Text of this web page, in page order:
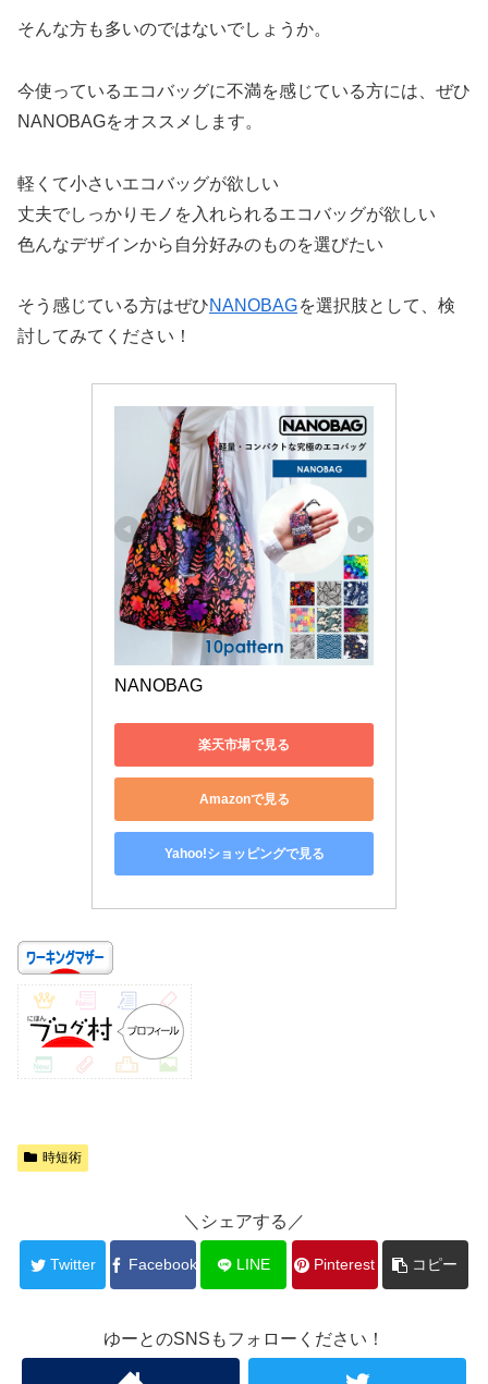
そんな方も多いのではないでしょうか。
今使っているエコバッグに不満を感じている方には、ぜひ
NANOBAGをオススメします。
軽くて小さいエコバッグが欲しい
丈夫でしっかりモノを入れられるエコバッグが欲しい
色んなデザインから自分好みのものを選びたい
そう感じている方はぜひNANOBAGを選択肢として、検
討してみてください！
NANOBAG
楽天市場で見る
Amazonで見る
Yahoo!ショッピングで見る
時短術
＼シェアする／
Twitter Facebook LINE Pinterest コピー
ゆーとのSNSもフォローください！